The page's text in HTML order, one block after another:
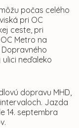
počas celého
pri OC
ceste, pri
Metro na
neďaleko
dopravu MHD,
Jazda
14. septembra